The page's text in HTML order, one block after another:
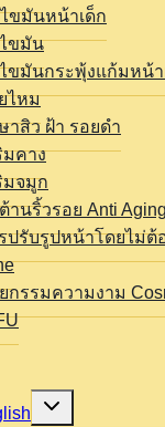
ขมันหน้าเด็ก
ขมัน
ขมันกระพุ้งแก้มหน้า
ไหม
าสิว ฝ้า รอยดำ
มคาง
มจมูก
านริ้วรอย Anti Aging
ปรับรูปหน้าโดยไม่ต้
กรรมความงาม
Expand
child